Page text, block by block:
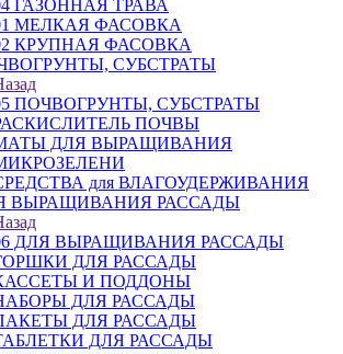
ГАЗОННАЯ ТРАВА
МЕЛКАЯ ФАСОВКА
КРУПНАЯ ФАСОВКА
СУБСТРАТЫ
ПОЧВОГРУНТЫ, СУБСТРАТЫ
ПОЧВЫ
ДЛЯ ВЫРАЩИВАНИЯ
для ВЛАГОУДЕРЖИВАНИЯ
ВЫРАЩИВАНИЯ РАССАДЫ
ДЛЯ ВЫРАЩИВАНИЯ РАССАДЫ
ДЛЯ РАССАДЫ
И ПОДДОНЫ
ДЛЯ РАССАДЫ
ДЛЯ РАССАДЫ
ДЛЯ РАССАДЫ